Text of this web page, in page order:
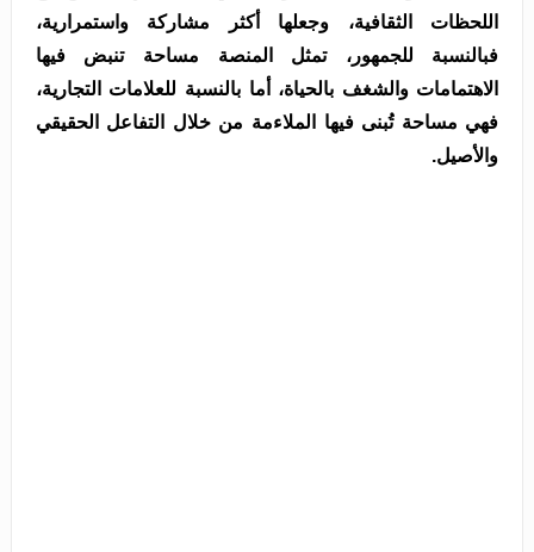
اللحظات الثقافية، وجعلها أكثر مشاركة واستمرارية،
فبالنسبة للجمهور، تمثل المنصة مساحة تنبض فيها
الاهتمامات والشغف بالحياة، أما بالنسبة للعلامات التجارية،
فهي مساحة تُبنى فيها الملاءمة من خلال التفاعل الحقيقي
والأصيل.